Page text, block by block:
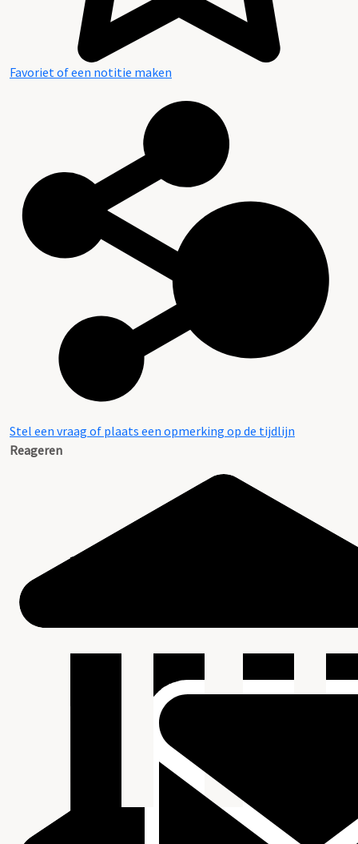
Favoriet of een notitie maken
Stel een vraag of plaats een opmerking op de tijdlijn
Reageren